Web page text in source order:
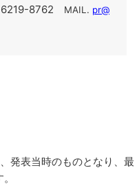
8762
MAIL. pr@
発表当時のものとなり、最